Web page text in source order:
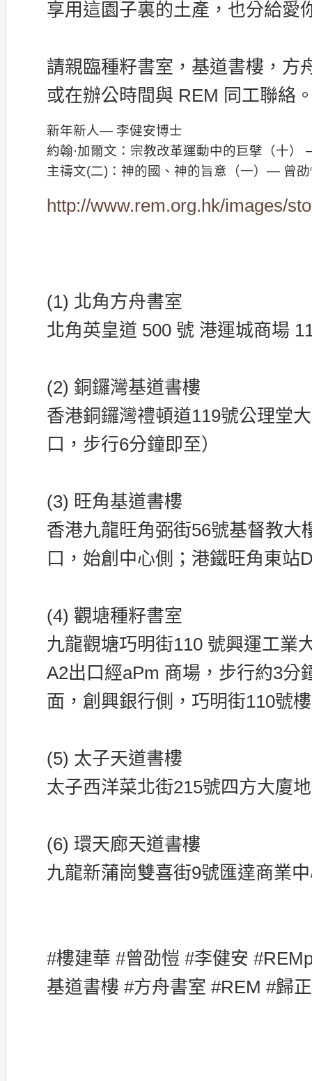
享用這園子裏的土產，也分給愛
請親臨種籽書室，基道書樓，方
或在辦公時間與 REM 同工聯絡
新年新人— 李健安博士
約翰·加爾文：宗教改革運動中的巨擘（十）
主禱文(二)：神的國、神的旨意（一）— 曾
http://www.rem.org.hk/images/
(1) 北角方舟書室
北角英皇道 500 號 港運城商場
(2) 銅鑼灣基道書樓
香港銅鑼灣禮頓道119號公理堂
口，步行6分鐘即至）
(3) 旺角基道書樓
香港九龍旺角弼街56號基督教大
口，始創中心側；港鐵旺角東站
(4) 觀塘種籽書室
九龍觀塘巧明街110 號興運工業
A2出口經aPm 商場，步行約3分
面，創興銀行側，巧明街110號
(5) 太子天道書樓
太子西洋菜北街215號四方大廈
(6) 環天廊天道書樓
九龍新蒲崗雙喜街9號匯達商業
#樓建華 #曾劭愷 #李健安
基道書樓 #方舟書室 #REM #歸